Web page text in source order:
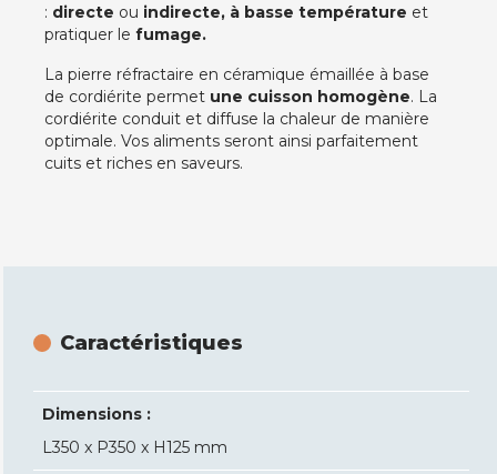
: directe ou indirecte, à basse température et
pratiquer le fumage.
La pierre réfractaire en céramique émaillée à base
de cordiérite permet une cuisson homogène. La
cordiérite conduit et diffuse la chaleur de manière
optimale. Vos aliments seront ainsi parfaitement
cuits et riches en saveurs.
Caractéristiques
Dimensions :
L350 x P350 x H125 mm